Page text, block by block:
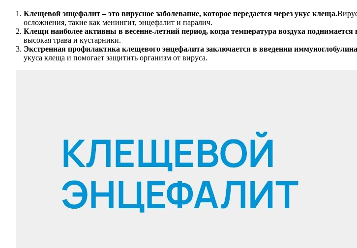
Клещевой энцефалит – это вирусное заболевание, которое передается через укус клеща.
осложнения, такие как менингит, энцефалит и паралич.
Клещи наиболее активны в весенне-летний период, когда температура воздуха
высокая трава и кустарники.
Экстренная профилактика клещевого энцефалита заключается в введении
укуса клеща и помогает защитить организм от вируса.